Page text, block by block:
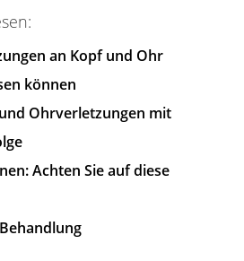
an Kopf und Ohr
können
Ohrverletzungen mit
Achten Sie auf diese